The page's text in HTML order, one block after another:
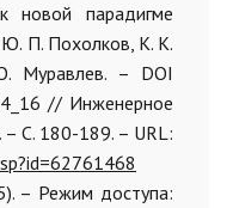
новой парадигме
П. Похолков, К. К.
Муравлев. – DOI
// Инженерное
С. 180-189. – URL:
– Режим доступа: